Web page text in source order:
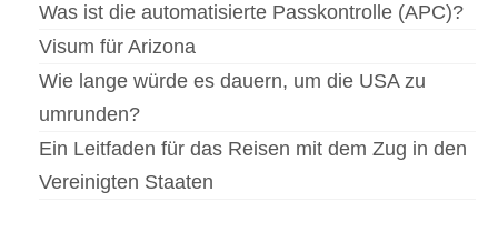
Was ist die automatisierte Passkontrolle (APC)?
Visum für Arizona
Wie lange würde es dauern, um die USA zu
umrunden?
Ein Leitfaden für das Reisen mit dem Zug in den
Vereinigten Staaten